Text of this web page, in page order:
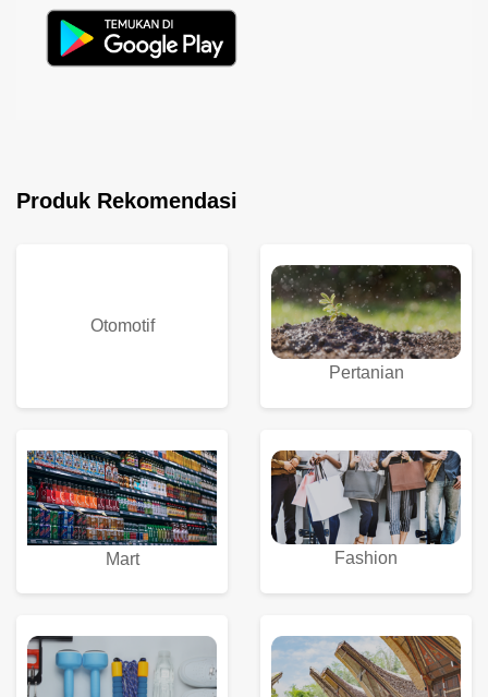
Produk Rekomendasi
Otomotif
Pertanian
Mart Fashion